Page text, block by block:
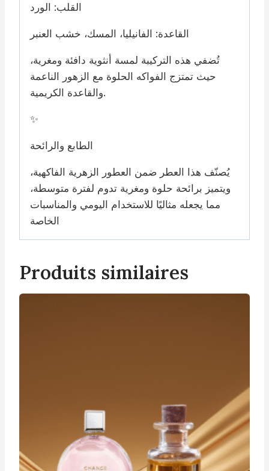
القلب: الورد
القاعدة: الفانيليا، المسك، خشب العنبر
تُضفي هذه التركيبة لمسة أنثوية دافئة ومغرية،
حيث تمتزج الفواكه الحلوة مع الزهور الناعمة
والقاعدة الكريمية.
✨
الطابع والرائحة
يُصنّف هذا العطر ضمن العطور الزهرية الفاكهية،
ويتميز برائحة حلوة ومغرية تدوم لفترة متوسطة،
مما يجعله مثاليًا للاستخدام اليومي والمناسبات
الخاصة
Produits similaires